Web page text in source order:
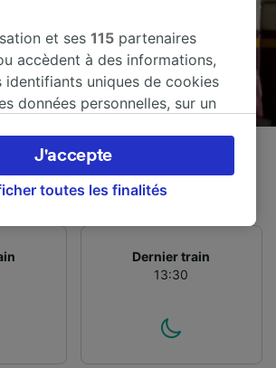
à Brindisi
Dernier train
13:30
et ses115 partenaires
accèdent à des informations,
identifiants uniques de cookies
données personnelles, sur un
notamment en exerçant votre
à l’intérêt légitime, en
ou à tout moment sur la
signalées à nos partenaires
pas les données de navigation.
ne seront pas utilisées à des fins
ainsi que nos partenaires
toutes les finalités
J'accepte